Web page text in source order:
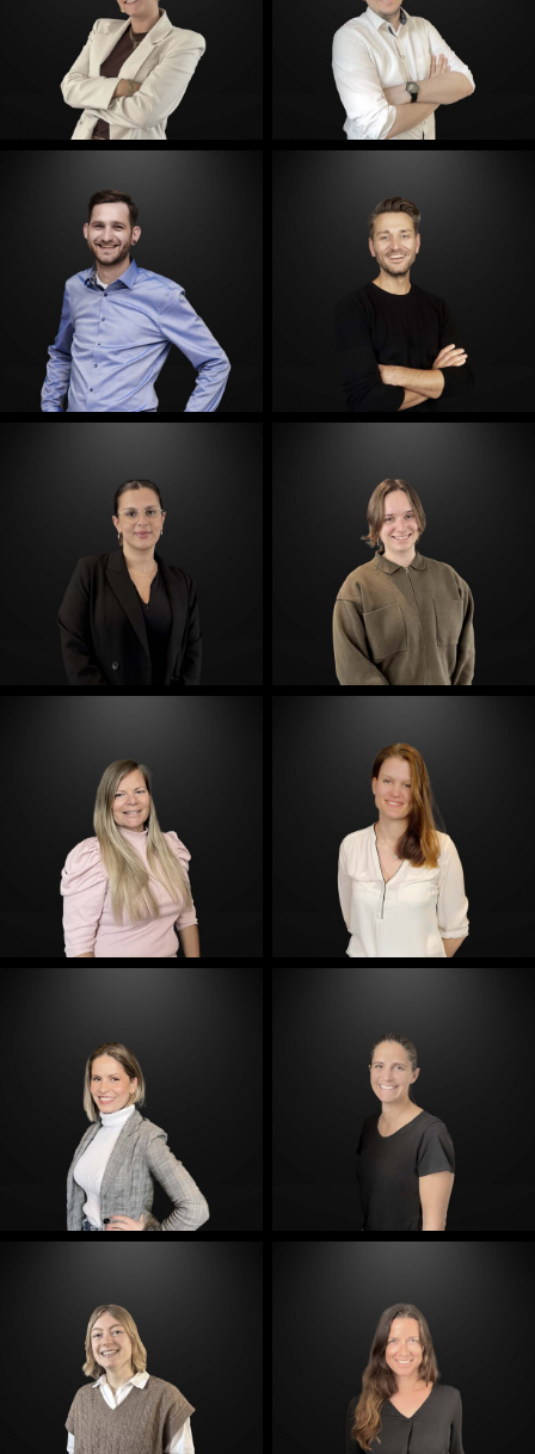
E-Mail E-Mail
E-Mail E-Mail
E-Mail E-Mail
E-Mail E-Mail
E-Mail E-Mail